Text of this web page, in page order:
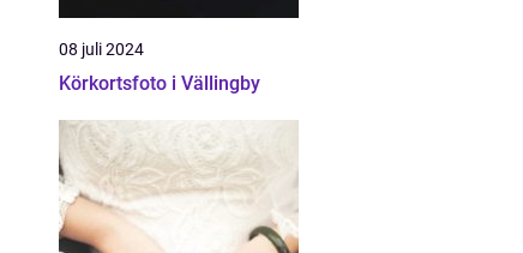
08 juli 2024
Körkortsfoto i Vällingby